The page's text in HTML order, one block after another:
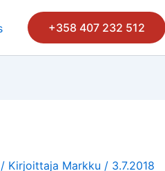
+358 407 232 512
/ Kirjoittaja Markku / 3.7.2018